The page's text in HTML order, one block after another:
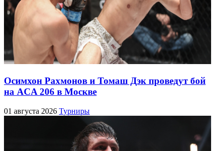
Осимхон Рахмонов и Томаш Дэк проведут бой
на ACA 206 в Москве
01 августа 2026 Турниры